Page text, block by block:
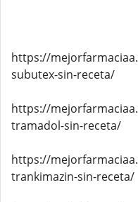
https://
subutex-sin-receta/
https://
tramadol-sin-receta/
https://
trankimazin-sin-receta/